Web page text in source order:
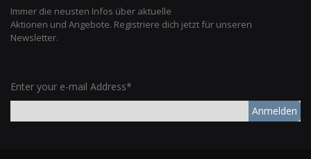
Immer die neusten Infos über aktuelle
Aktionen und Angebote. Registriere dich jetzt für unseren
Newsletter.
Enter your e-mail Address*
Anmelden